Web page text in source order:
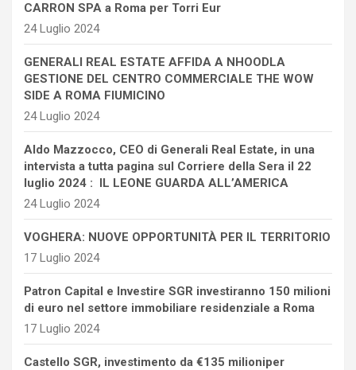
CARRON SPA a Roma per Torri Eur
24 Luglio 2024
GENERALI REAL ESTATE AFFIDA A NHOODLA
GESTIONE DEL CENTRO COMMERCIALE THE WOW
SIDE A ROMA FIUMICINO
24 Luglio 2024
Aldo Mazzocco, CEO di Generali Real Estate, in una
intervista a tutta pagina sul Corriere della Sera il 22
luglio 2024 : IL LEONE GUARDA ALL’AMERICA
24 Luglio 2024
VOGHERA: NUOVE OPPORTUNITÀ PER IL TERRITORIO
17 Luglio 2024
Patron Capital e Investire SGR investiranno 150 milioni
di euro nel settore immobiliare residenziale a Roma
17 Luglio 2024
Castello SGR, investimento da €135 milioniper